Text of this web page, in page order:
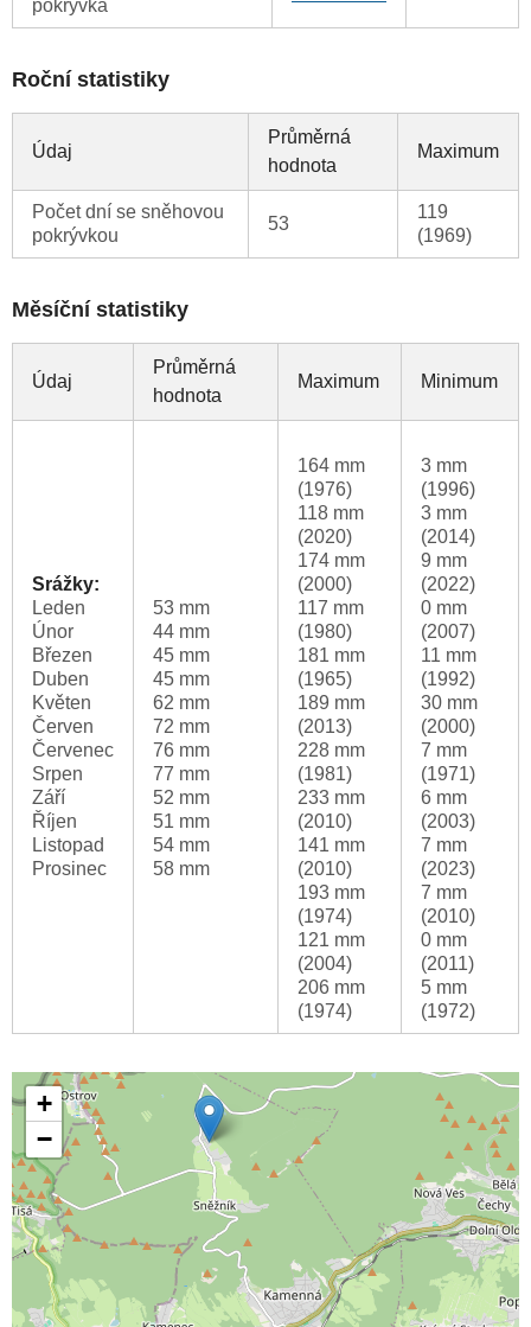
pokrývka
Roční statistiky
Údaj
Průměrná
hodnota
Maximum
Počet dní se sněhovou
pokrývkou
53
119
(1969)
Měsíční statistiky
Údaj
Průměrná
hodnota
Maximum Minimum
Srážky:
Leden
Únor
Březen
Duben
Květen
Červen
Červenec
Srpen
Září
Říjen
Listopad
Prosinec
53 mm
44 mm
45 mm
45 mm
62 mm
72 mm
76 mm
77 mm
52 mm
51 mm
54 mm
58 mm
164 mm
(1976)
118 mm
(2020)
174 mm
(2000)
117 mm
(1980)
181 mm
(1965)
189 mm
(2013)
228 mm
(1981)
233 mm
(2010)
141 mm
(2010)
193 mm
(1974)
121 mm
(2004)
206 mm
(1974)
3 mm
(1996)
3 mm
(2014)
9 mm
(2022)
0 mm
(2007)
11 mm
(1992)
30 mm
(2000)
7 mm
(1971)
6 mm
(2003)
7 mm
(2023)
7 mm
(2010)
0 mm
(2011)
5 mm
(1972)
+
−